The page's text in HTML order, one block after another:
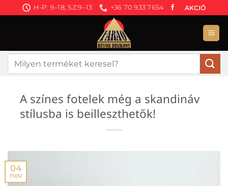
to
H-P: 9–18, SZ:9–13 +36 70 933 7654 AKCIÓ
Keresés
A színes fotelek még a skandináv
stílusba is beilleszthetők!
04
nov